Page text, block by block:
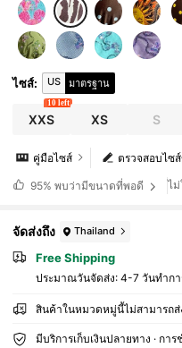
ไซส์: US มาตรฐาน
XXS
10 left
XS S
ตรวจสอบไซ
คู่มือไซส์
95% พบว่ามีขนาดที่พอดี ไ
จัดส่งถึง Thailand
Free Shipping
ประมาณวันจัดส่ง: 4-7 วันทำกา
สินค้าในหมวดหมู่นี้ไม่สามารถส่